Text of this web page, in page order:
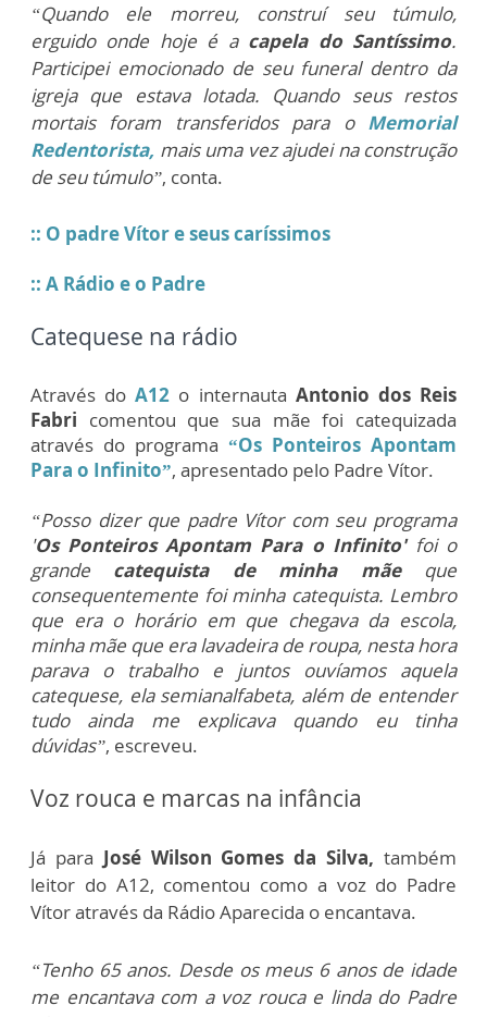
“Quando ele morreu, construí seu túmulo,
erguido onde hoje é a capela do Santíssimo.
Participei emocionado de seu funeral dentro da
igreja que estava lotada. Quando seus restos
mortais foram transferidos para o Memorial
Redentorista, mais uma vez ajudei na construção
de seu túmulo”, conta.
:: O padre Vítor e seus caríssimos
:: A Rádio e o Padre
Catequese na rádio
Através doA12 o internauta Antonio dos Reis
Fabri comentou que sua mãe foi catequizada
através do programa “Os Ponteiros Apontam
Para o Infinito”, apresentado pelo Padre Vítor.
“Posso dizer que padre Vítor com seu programa
'Os Ponteiros Apontam Para o Infinito' foi o
grande catequista de minha mãeque
consequentemente foi minha catequista. Lembro
que era o horário em que chegava da escola,
minha mãe que era lavadeira de roupa, nesta hora
parava o trabalho e juntos ouvíamos aquela
catequese, ela semianalfabeta, além de entender
tudo ainda me explicava quando eu tinha
dúvidas”, escreveu.
Voz rouca e marcas na infância
Já para José Wilson Gomes da Silva, também
leitor do A12, comentou como a voz do Padre
Vítor através da Rádio Aparecida o encantava.
“Tenho 65 anos. Desde os meus 6 anos de idade
me encantava com a voz rouca e linda do Padre